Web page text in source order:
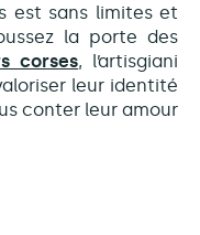
est sans limites et
la porte des
corses, l’artisgiani
leur identité
conter leur amour